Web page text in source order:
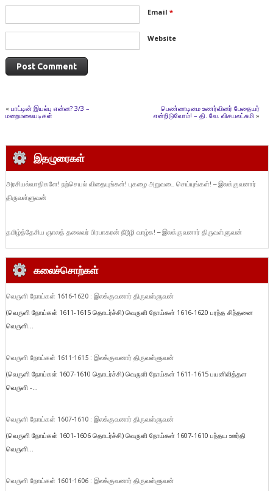
Email *
Website
« பாட்டின் இயல்பு என்ன? 3/3 –
மறைமலையடிகள்
பெண்ணடிமை உணர்வினர் பேதையர்
என்றிடுவோம்! – தி. வே. விசயலட்சுமி »
இதழுரைகள்
அரசியல்வாதிகளே! நற்செயல் விதையுங்கள்! புகழை அறுவடை செய்யுங்கள்! – இலக்குவனார்
திருவள்ளுவன்
தமிழ்த்தேசிய ஞாலத் தலைவர் பிரபாகரன் நீடூழி வாழ்க! – இலக்குவனார் திருவள்ளுவன்
கலைச்சொற்கள்
வெருளி நோய்கள் 1616-1620 : இலக்குவனார் திருவள்ளுவன்
(வெருளி நோய்கள் 1611-1615 தொடர்ச்சி) வெருளி நோய்கள் 1616-1620 பரந்த சிந்தனை
வெருளி...
வெருளி நோய்கள் 1611-1615 : இலக்குவனார் திருவள்ளுவன்
(வெருளி நோய்கள் 1607-1610 தொடர்ச்சி) வெருளி நோய்கள் 1611-1615 பயனிலித்தள
வெருளி -...
வெருளி நோய்கள் 1607-1610 : இலக்குவனார் திருவள்ளுவன்
(வெருளி நோய்கள் 1601-1606 தொடர்ச்சி) வெருளி நோய்கள் 1607-1610 பந்தய ஊர்தி
வெருளி...
வெருளி நோய்கள் 1601-1606 : இலக்குவனார் திருவள்ளுவன்